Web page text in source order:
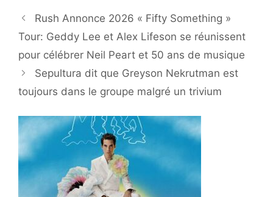
Rush Annonce 2026 « Fifty Something »
Tour: Geddy Lee et Alex Lifeson se réunissent
pour célébrer Neil Peart et 50 ans de musique
Sepultura dit que Greyson Nekrutman est
toujours dans le groupe malgré un trivium